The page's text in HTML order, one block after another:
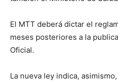
El MTT deberá dictar el
meses posteriores a la
Oficial.
La nueva ley indica,